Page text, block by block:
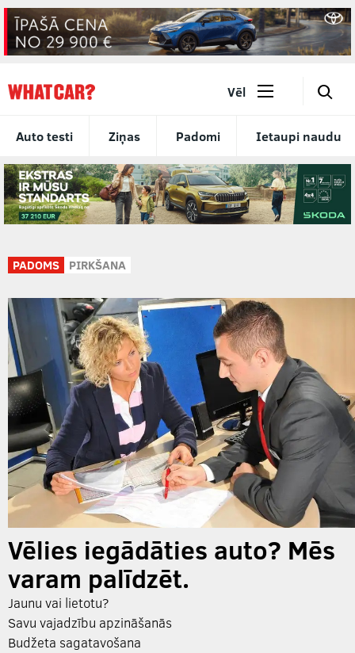
Auto testi Ziņas Padomi Ietaupi naudu
Vēl 🔎
PADOMS PIRKŠANA
Vēlies iegādāties auto? Mēs
varam palīdzēt.
Jaunu vai lietotu?
Savu vajadzību apzināšanās
Budžeta sagatavošana